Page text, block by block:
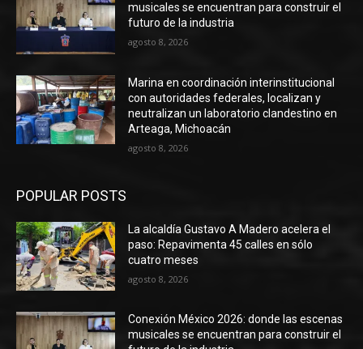
musicales se encuentran para construir el
futuro de la industria
agosto 8, 2026
Marina en coordinación interinstitucional
con autoridades federales, localizan y
neutralizan un laboratorio clandestino en
Arteaga, Michoacán
agosto 8, 2026
POPULAR POSTS
La alcaldía Gustavo A Madero acelera el
paso: Repavimenta 45 calles en sólo
cuatro meses
agosto 8, 2026
Conexión México 2026: donde las escenas
musicales se encuentran para construir el